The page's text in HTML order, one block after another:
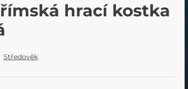
hrací kostka
Středověk